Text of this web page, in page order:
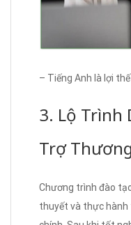
– Tiếng Anh là lợi
3. Lộ Trình
Trợ
Chương trình đào
thuyết và thực hành